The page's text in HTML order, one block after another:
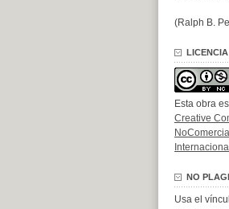
(Ralph B.
LICENCIA
Esta obra
Creative
Internacional
NO
Usa el